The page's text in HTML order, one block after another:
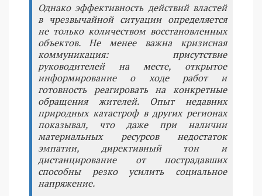
Однако эффективность действий властей
в чрезвычайной ситуации определяется
не только количеством восстановленных
объектов. Не менее важна кризисная
коммуникация: присутствие
руководителей на месте, открытое
информирование о ходе работ и
готовность реагировать на конкретные
обращения жителей. Опыт недавних
природных катастроф в других регионах
показывал, что даже при наличии
материальных ресурсов недостаток
эмпатии, директивный тон и
дистанцирование от пострадавших
способны резко усилить социальное
напряжение.